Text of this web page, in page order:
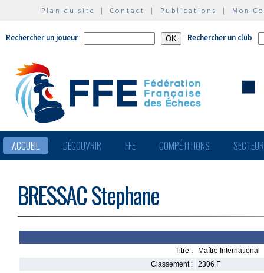
Plan du site | Contact | Publications | Mon
Rechercher un joueur Rechercher un club
ACCUEIL DÉCOUVRIR FFE COMPÉTITIONS
BRESSAC Stephane
Titre :
Maître International
Classement :
2306 F